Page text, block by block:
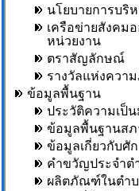
นโยบายการบริ
เครือข่ายสังคม
หน่วยงาน
ตราสัญลักษณ์
รางวัลแห่งควา
ข้อมูลพื้นฐาน
ประวัติความเป็
ข้อมูลพื้นฐานสภ
ข้อมูลเกี่ยวกับศั
คำขวัญประจำต
ผลิตภัณฑ์ในตำ